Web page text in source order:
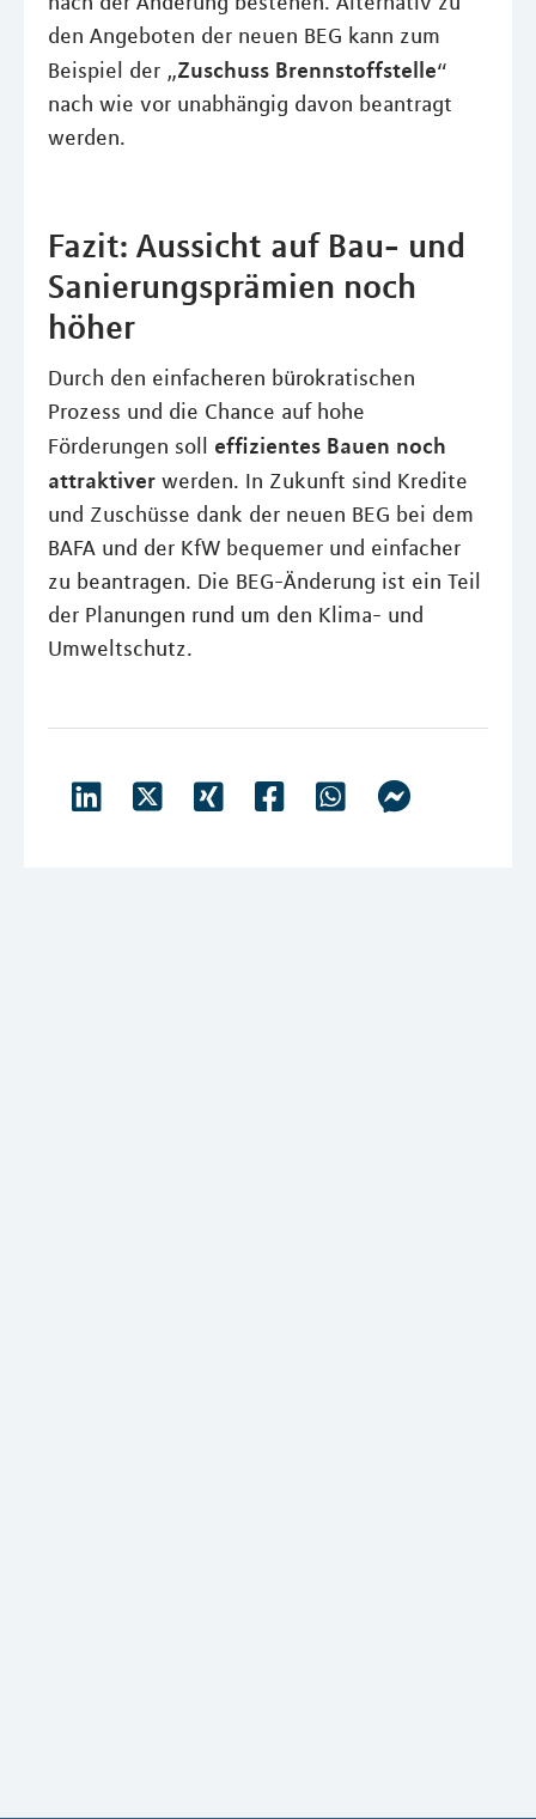
den Angeboten der neuen BEG kann zum
Beispiel der „Zuschuss Brennstoffstelle“
nach wie vor unabhängig davon beantragt
werden.
Fazit: Aussicht auf Bau- und
Sanierungsprämien noch
höher
Durch den einfacheren bürokratischen
Prozess und die Chance auf hohe
Förderungen soll effizientes Bauen noch
attraktiver werden. In Zukunft sind Kredite
und Zuschüsse dank der neuen BEG bei dem
BAFA und der KfW bequemer und einfacher
zu beantragen. Die BEG-Änderung ist ein Teil
der Planungen rund um den Klima- und
Umweltschutz.